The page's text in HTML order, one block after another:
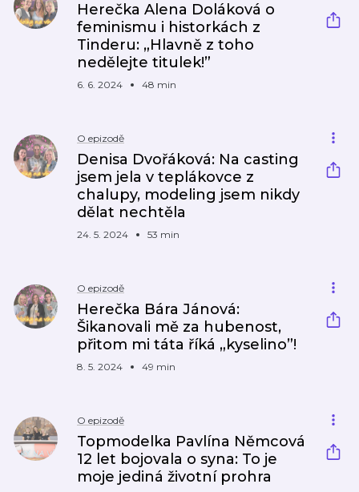
Herečka Alena Doláková o
feminismu i historkách z
Tinderu: „Hlavně z toho
nedělejte titulek!”
6. 6. 2024 48 min
O epizodě
Denisa Dvořáková: Na casting
jsem jela v teplákovce z
chalupy, modeling jsem nikdy
dělat nechtěla
24. 5. 2024 53 min
O epizodě
Herečka Bára Jánová:
Šikanovali mě za hubenost,
přitom mi táta říká „kyselino”!
8. 5. 2024 49 min
O epizodě
Topmodelka Pavlína Němcová
12 let bojovala o syna: To je
moje jediná životní prohra